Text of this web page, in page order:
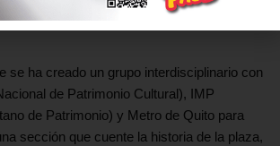
muestra desde arriba.
se ha creado un grupo interdisciplinario con
de Patrimonio Cultural), IMP
de Patrimonio) y Metro de Quito para
sección que cuente la historia de la plaza,